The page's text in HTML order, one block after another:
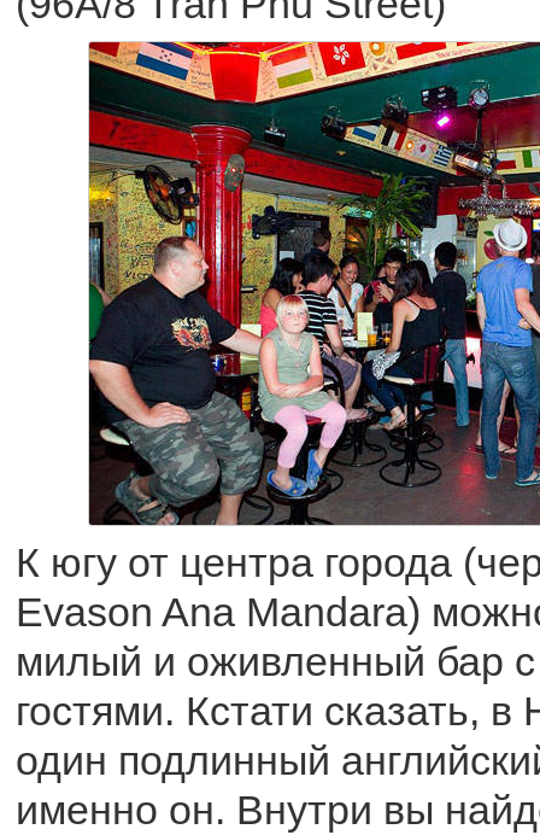
К югу от центра города
Evason Ana Mandara)
милый и оживленный бар
гостями. Кстати сказать, в
один подлинный
именно он. Внутри вы